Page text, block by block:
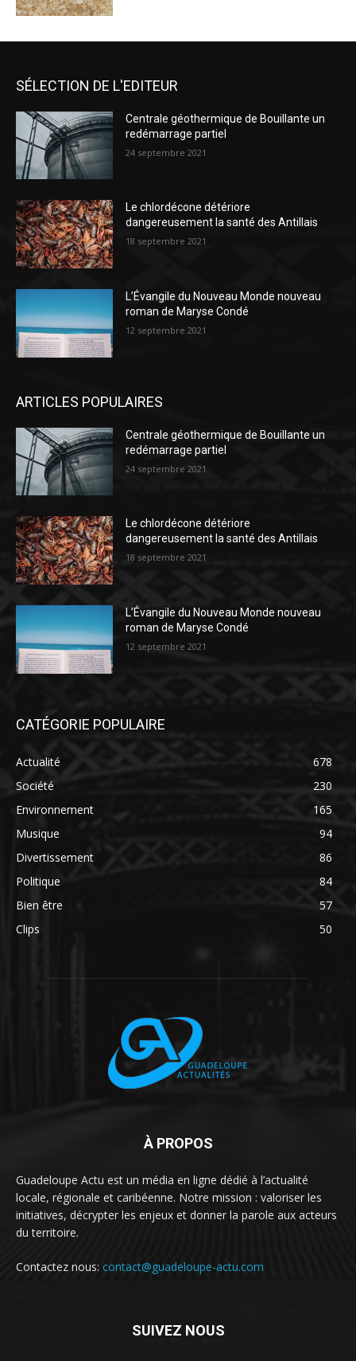
SÉLECTION DE L'EDITEUR
Centrale géothermique de Bouillante un
redémarrage partiel
24 septembre 2021
Le chlordécone détériore
dangereusement la santé des Antillais
18 septembre 2021
L’Évangile du Nouveau Monde nouveau
roman de Maryse Condé
12 septembre 2021
ARTICLES POPULAIRES
Centrale géothermique de Bouillante un
redémarrage partiel
24 septembre 2021
Le chlordécone détériore
dangereusement la santé des Antillais
18 septembre 2021
L’Évangile du Nouveau Monde nouveau
roman de Maryse Condé
12 septembre 2021
CATÉGORIE POPULAIRE
Actualité
678
Société
230
Environnement
165
Musique
94
Divertissement
86
Politique
84
Bien être
57
Clips
50
À PROPOS
Guadeloupe Actu est un média en ligne dédié à l’actualité
locale, régionale et caribéenne. Notre mission : valoriser les
initiatives, décrypter les enjeux et donner la parole aux acteurs
du territoire.
Contactez nous: contact@guadeloupe-actu.com
SUIVEZ NOUS